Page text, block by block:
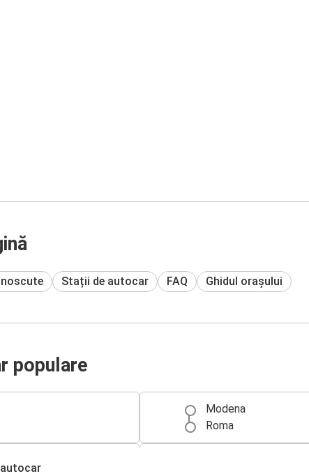
Stații de autocar FAQ Ghidul orașului
populare
Modena
Roma